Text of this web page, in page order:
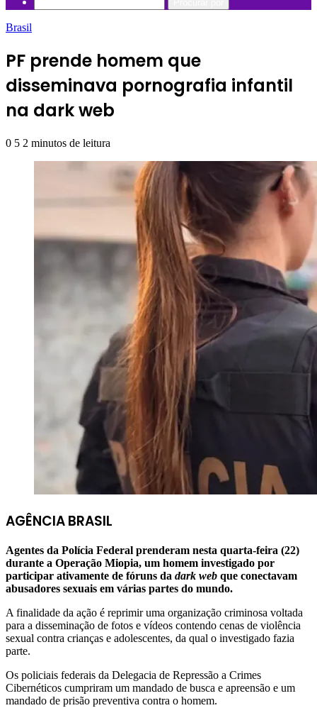
Brasil
PF prende homem que
disseminava pornografia infantil
na dark web
0 5 2 minutos de leitura
AGÊNCIA BRASIL
Agentes da Polícia Federal prenderam nesta quarta-feira (22)
durante a Operação Miopia, um homem investigado por
participar ativamente de fóruns da dark web que conectavam
abusadores sexuais em várias partes do mundo.
A finalidade da ação é reprimir uma organização criminosa voltada
para a disseminação de fotos e vídeos contendo cenas de violência
sexual contra crianças e adolescentes, da qual o investigado fazia
parte.
Os policiais federais da Delegacia de Repressão a Crimes
Cibernéticos cumpriram um mandado de busca e apreensão e um
mandado de prisão preventiva contra o homem.